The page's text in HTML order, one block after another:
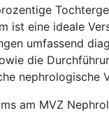
ist eine ideale
umfassend
die
nephrologische
am MVZ